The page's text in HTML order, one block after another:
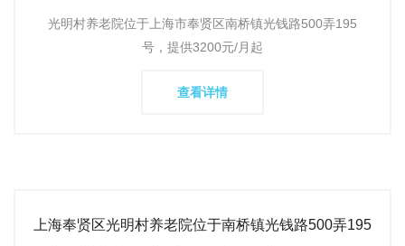
光明村养老院位于上海市奉贤区南桥镇光钱路500弄195
号，提供3200元/月起
查看详情
上海奉贤区光明村养老院位于南桥镇光钱路500弄195